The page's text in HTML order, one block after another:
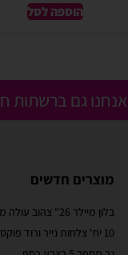
הוספה לסל
אנחנו גם ברשתות
מוצרים חדשים
בלון מיילר 26" צהוב עולה מכבי תל אביב
10 יח' צלחות נייר ורוד פוקסיה מטאלי 20 ס"מ
קסום בבוקר